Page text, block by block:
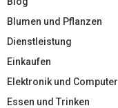
Blumen und Pflanzen
Dienstleistung
Einkaufen
Elektronik und Computer
Essen und Trinken